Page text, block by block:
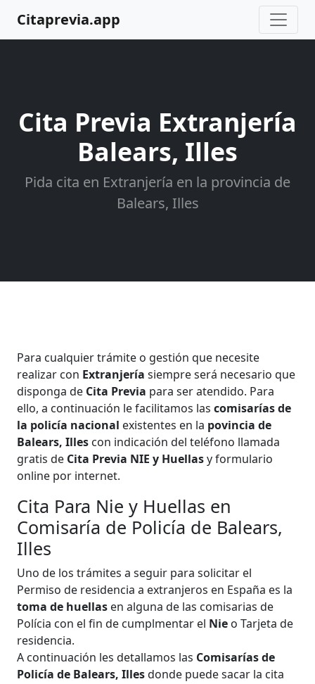
Citaprevia.app
Cita Previa Extranjería
Balears, Illes
Pida cita en Extranjería en la provincia de
Balears, Illes
Para cualquier trámite o gestión que necesite
realizar con Extranjería siempre será necesario que
disponga de Cita Previa para ser atendido. Para
ello, a continuación le facilitamos las comisarías de
la policía nacional existentes en la povincia de
Balears, Illes con indicación del teléfono llamada
gratis de Cita Previa NIE y Huellasy formulario
online por internet.
Cita Para Nie y Huellas en
Comisaría de Policía de Balears,
Illes
Uno de los trámites a seguir para solicitar el
Permiso de residencia a extranjeros en España es la
toma de huellas en alguna de las comisarias de
Polícia con el fin de cumplmentar el Nie o Tarjeta de
residencia.
A continuación les detallamos las Comisarías de
Policía de Balears, Illesdonde puede sacar la cita